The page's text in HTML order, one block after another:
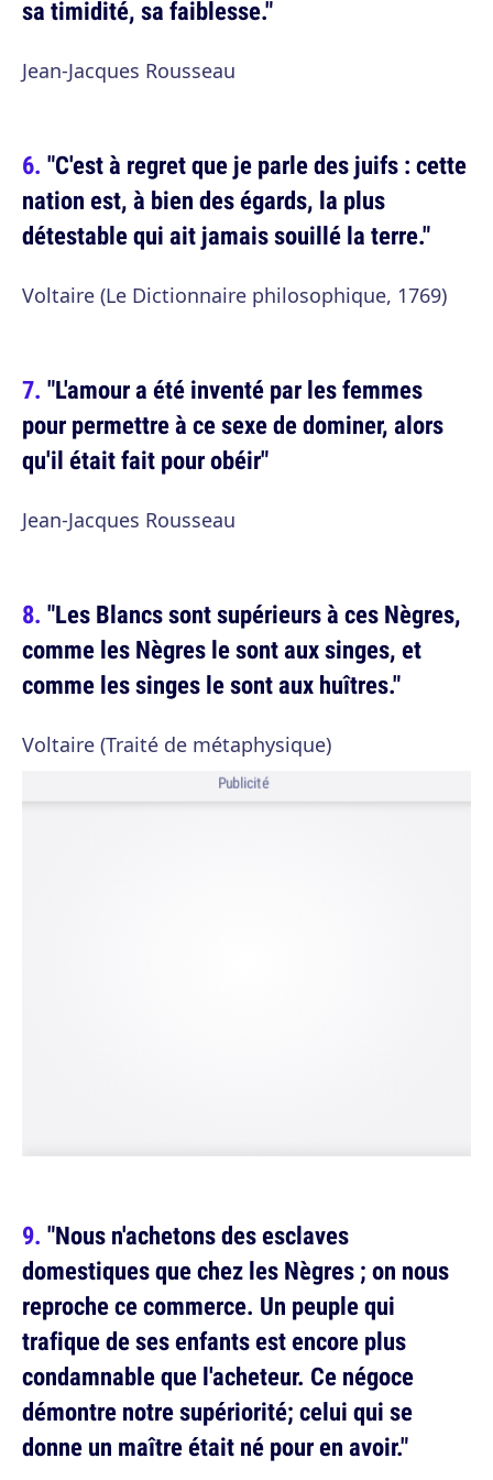
sa timidité, sa faiblesse."
Jean-Jacques Rousseau
"C'est à regret que je parle des juifs : cette
nation est, à bien des égards, la plus
détestable qui ait jamais souillé la terre."
Voltaire (Le Dictionnaire philosophique, 1769)
"L'amour a été inventé par les femmes
pour permettre à ce sexe de dominer, alors
qu'il était fait pour obéir"
Jean-Jacques Rousseau
"Les Blancs sont supérieurs à ces Nègres,
comme les Nègres le sont aux singes, et
comme les singes le sont aux huîtres."
Voltaire (Traité de métaphysique)
Publicité
"Nous n'achetons des esclaves
domestiques que chez les Nègres ; on nous
reproche ce commerce. Un peuple qui
trafique de ses enfants est encore plus
condamnable que l'acheteur. Ce négoce
démontre notre supériorité; celui qui se
donne un maître était né pour en avoir."